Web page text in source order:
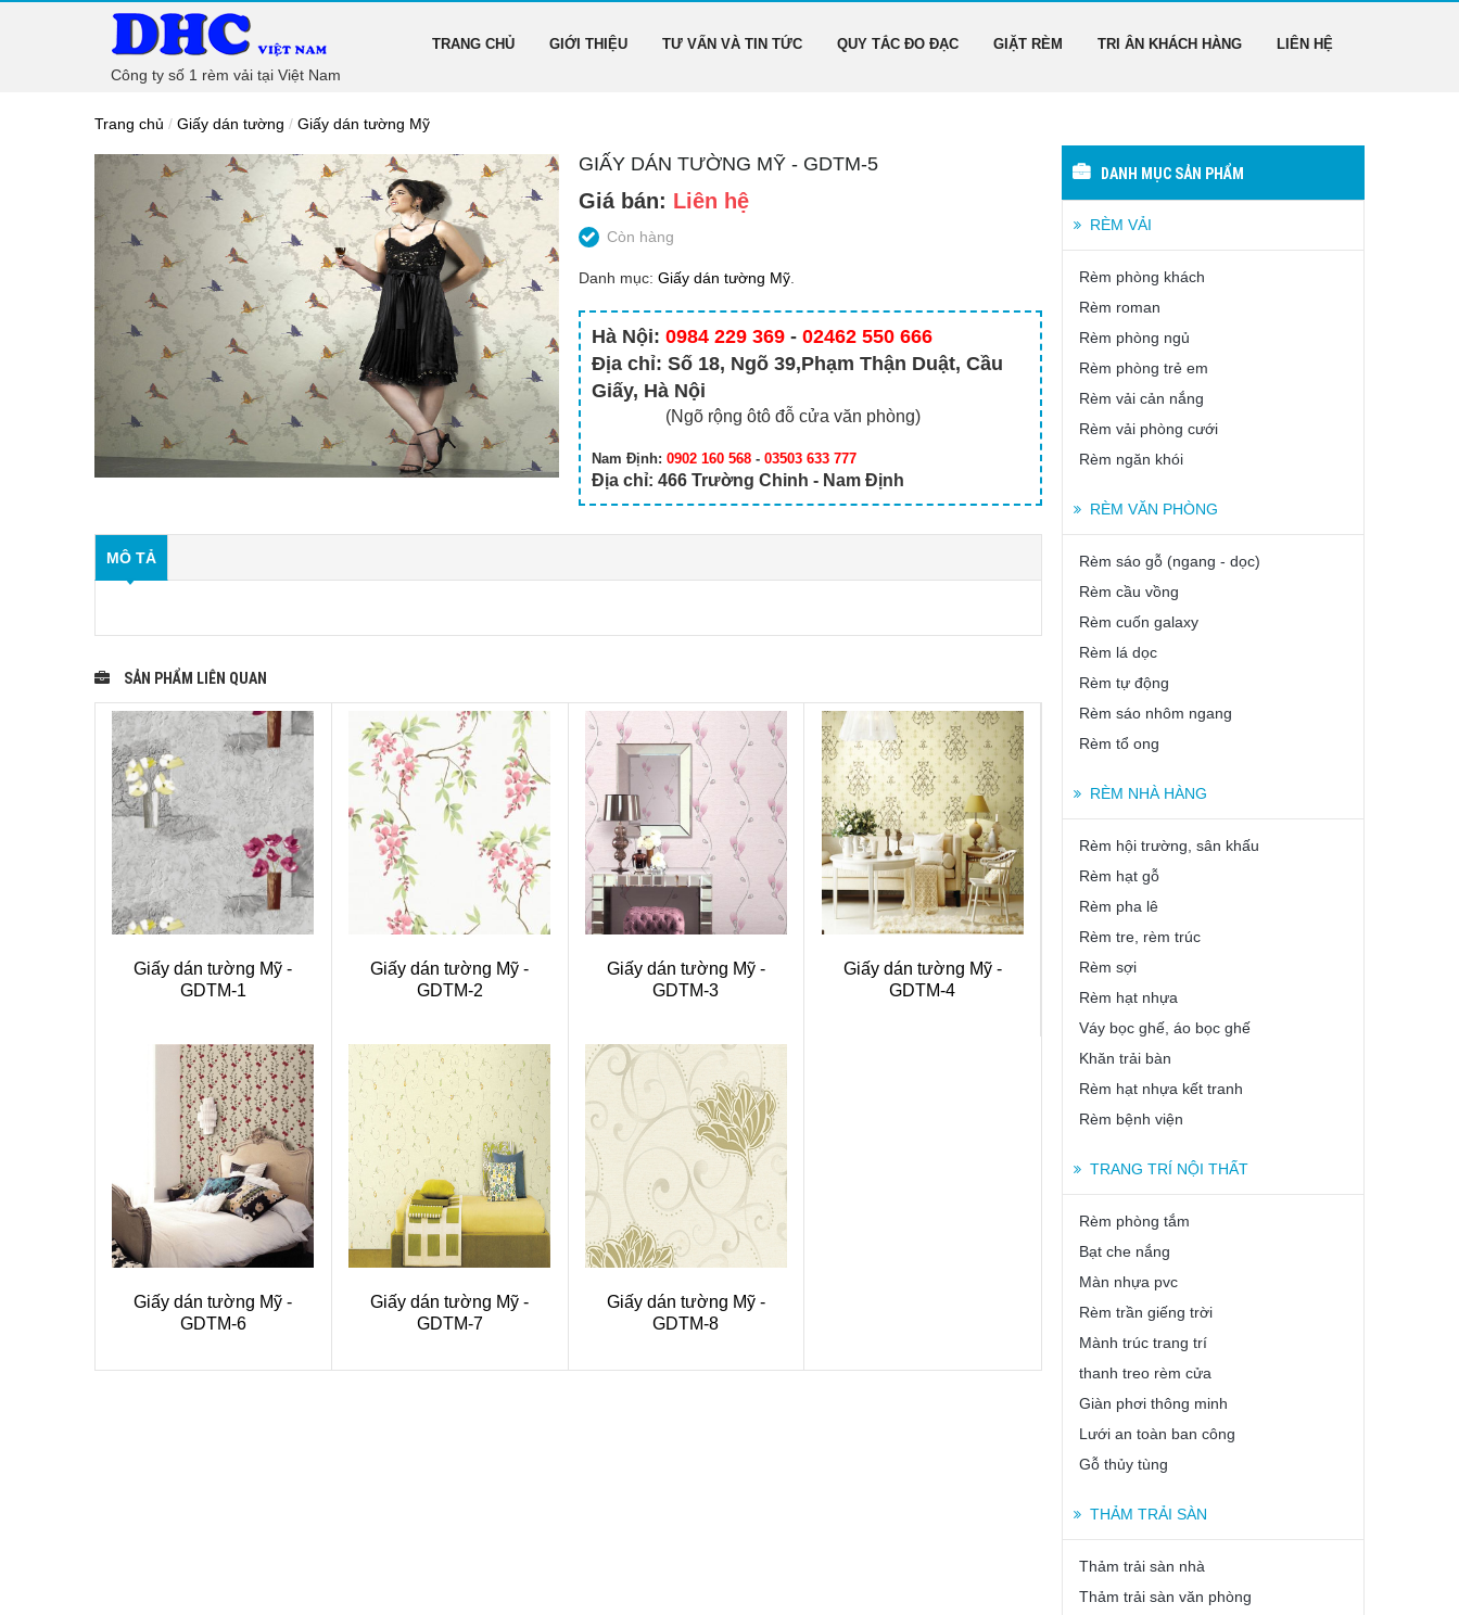
Công ty số 1 rèm vải tại Việt Nam
TRANG CHỦ GIỚI THIỆU TƯ VẤN VÀ TIN TỨC QUY TẮC ĐO ĐẠC GIẶT RÈM TRI ÂN KHÁCH HÀNG LIÊN HỆ
Trang chủ / Giấy dán tường / Giấy dán tường Mỹ
GIẤY DÁN TƯỜNG MỸ - GDTM-5
Giá bán: Liên hệ
Còn hàng
Danh mục: Giấy dán tường Mỹ.
Hà Nội: 0984 229 369 - 02462 550 666
Địa chỉ: Số 18, Ngõ 39,Phạm Thận Duật, Cầu
Giấy, Hà Nội
(Ngõ rộng ôtô đỗ cửa văn phòng)
Nam Định: 0902 160 568- 03503 633 777
Địa chỉ: 466 Trường Chinh - Nam Định
MÔ TẢ
SẢN PHẨM LIÊN QUAN
Giấy dán tường Mỹ -
GDTM-1
Giấy dán tường Mỹ -
GDTM-2
Giấy dán tường Mỹ -
GDTM-3
Giấy dán tường Mỹ -
GDTM-4
Giấy dán tường Mỹ -
GDTM-6
Giấy dán tường Mỹ -
GDTM-7
Giấy dán tường Mỹ -
GDTM-8
DANH MỤC SẢN PHẨM
RÈM VẢI
Rèm phòng khách
Rèm roman
Rèm phòng ngủ
Rèm phòng trẻ em
Rèm vải cản nắng
Rèm vải phòng cưới
Rèm ngăn khói
RÈM VĂN PHÒNG
Rèm sáo gỗ (ngang - dọc)
Rèm cầu vồng
Rèm cuốn galaxy
Rèm lá dọc
Rèm tự động
Rèm sáo nhôm ngang
Rèm tổ ong
RÈM NHÀ HÀNG
Rèm hội trường, sân khấu
Rèm hạt gỗ
Rèm pha lê
Rèm tre, rèm trúc
Rèm sợi
Rèm hạt nhựa
Váy bọc ghế, áo bọc ghế
Khăn trải bàn
Rèm hạt nhựa kết tranh
Rèm bệnh viện
TRANG TRÍ NỘI THẤT
Rèm phòng tắm
Bạt che nắng
Màn nhựa pvc
Rèm trần giếng trời
Mành trúc trang trí
thanh treo rèm cửa
Giàn phơi thông minh
Lưới an toàn ban công
Gỗ thủy tùng
THẢM TRẢI SÀN
Thảm trải sàn nhà
Thảm trải sàn văn phòng